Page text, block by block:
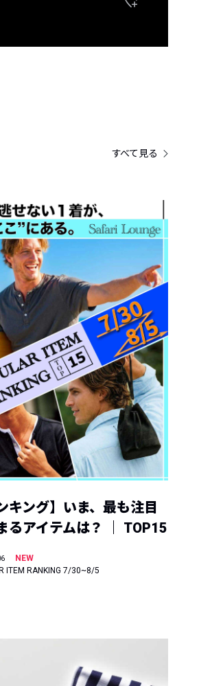
すべて見る
キング】いま、最も注目
るアイテムは？ ｜ TOP15
NEW
ITEM RANKING 7/30~8/5